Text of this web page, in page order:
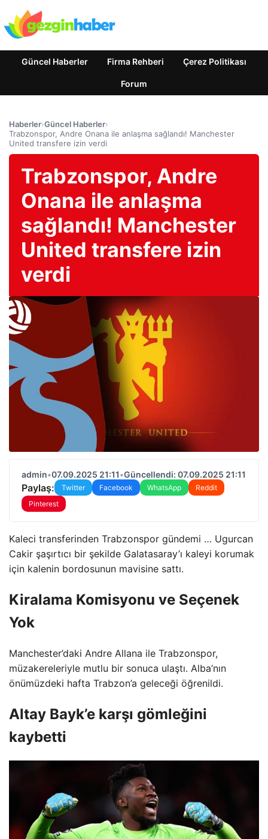
Güncel Haberler Firma Rehberi Çerez Politikası
Forum
Haberler›Güncel Haberler›
Trabzonspor, Andre Onana ile anlaşma sağlandı! Manchester
United transfere izin verdi
Trabzonspor, Andre
Onana ile anlaşma
sağlandı! Manchester
United transfere izin
verdi
admin•07.09.2025 21:11•Güncellendi: 07.09.2025 21:11
Paylaş: Twitter Facebook WhatsApp
Reddit
Pinterest
Kaleci transferinden Trabzonspor gündemi … Ugurcan
Cakir şaşırtıcı bir şekilde Galatasaray’ı kaleyi korumak
için kalenin bordosunun mavisine sattı.
Kiralama Komisyonu ve Seçenek
Yok
Manchester’daki Andre Allana ile Trabzonspor,
müzakereleriyle mutlu bir sonuca ulaştı. Alba’nın
önümüzdeki hafta Trabzon’a geleceği öğrenildi.
Altay Bayk’e karşı gömleğini
kaybetti